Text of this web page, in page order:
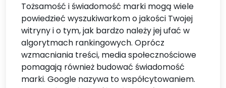
Tożsamość i świadomość marki mogą wiele
powiedzieć wyszukiwarkom o jakości Twojej
witryny i o tym, jak bardzo należy jej ufać w
algorytmach rankingowych. Oprócz
wzmacniania treści, media społecznościowe
pomagają również budować świadomość
marki. Google nazywa to współcytowaniem.